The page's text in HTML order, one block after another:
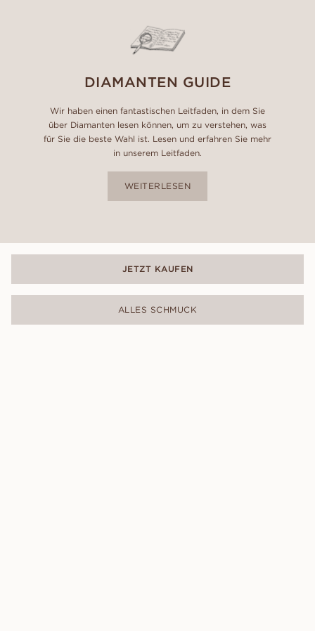
DIAMANTEN GUIDE
Wir haben einen fantastischen Leitfaden, in dem Sie
über Diamanten lesen können, um zu verstehen, was
für Sie die beste Wahl ist. Lesen und erfahren Sie mehr
in unserem Leitfaden.
WEITERLESEN
JETZT KAUFEN
ALLES SCHMUCK